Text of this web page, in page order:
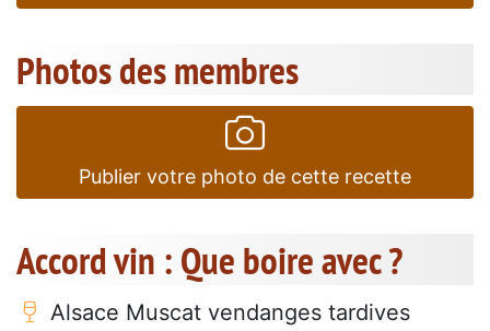
Photos des membres
Publier votre photo de cette recette
Accord vin : Que boire avec ?
Alsace Muscat vendanges tardives